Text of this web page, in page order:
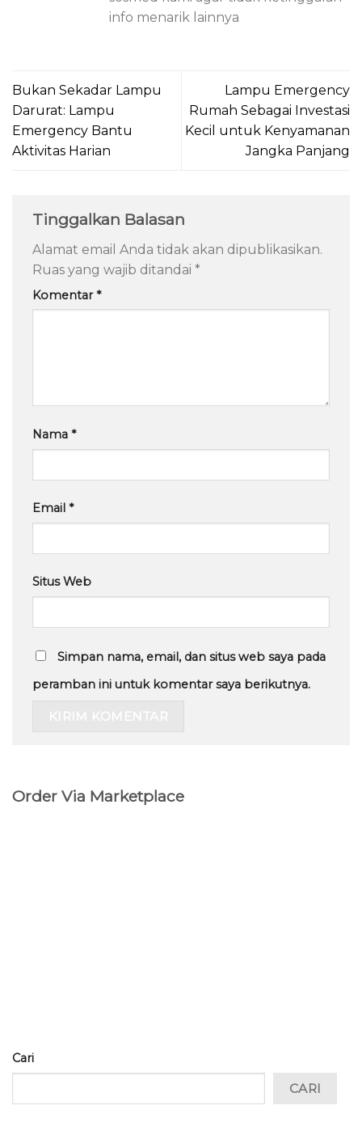
info menarik lainnya
Bukan Sekadar Lampu
Darurat: Lampu
Emergency Bantu
Aktivitas Harian
Lampu Emergency
Rumah Sebagai Investasi
Kecil untuk Kenyamanan
Jangka Panjang
Tinggalkan Balasan
Alamat email Anda tidak akan dipublikasikan.
Ruas yang wajib ditandai *
Komentar*
Nama *
Email *
Situs Web
Simpan nama, email, dan situs web saya pada
peramban ini untuk komentar saya berikutnya.
Order Via Marketplace
Cari
CARI